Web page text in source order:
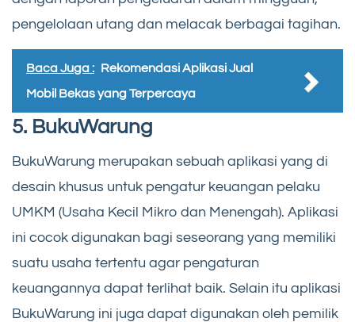
pengelolaan utang dan melacak berbagai tagihan.
Baca Juga : Rekomendasi Aplikasi Jual
Mobil Bekas yang Terpercaya
5. BukuWarung
BukuWarung merupakan sebuah aplikasi yang di
desain khusus untuk pengatur keuangan pelaku
UMKM (Usaha Kecil Mikro dan Menengah). Aplikasi
ini cocok digunakan bagi seseorang yang memiliki
suatu usaha tertentu agar pengaturan
keuangannya dapat terlihat baik. Selain itu aplikasi
BukuWarung ini juga dapat digunakan oleh pemilik